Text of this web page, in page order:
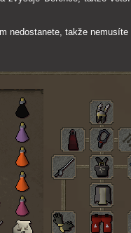
nedostanete, takže